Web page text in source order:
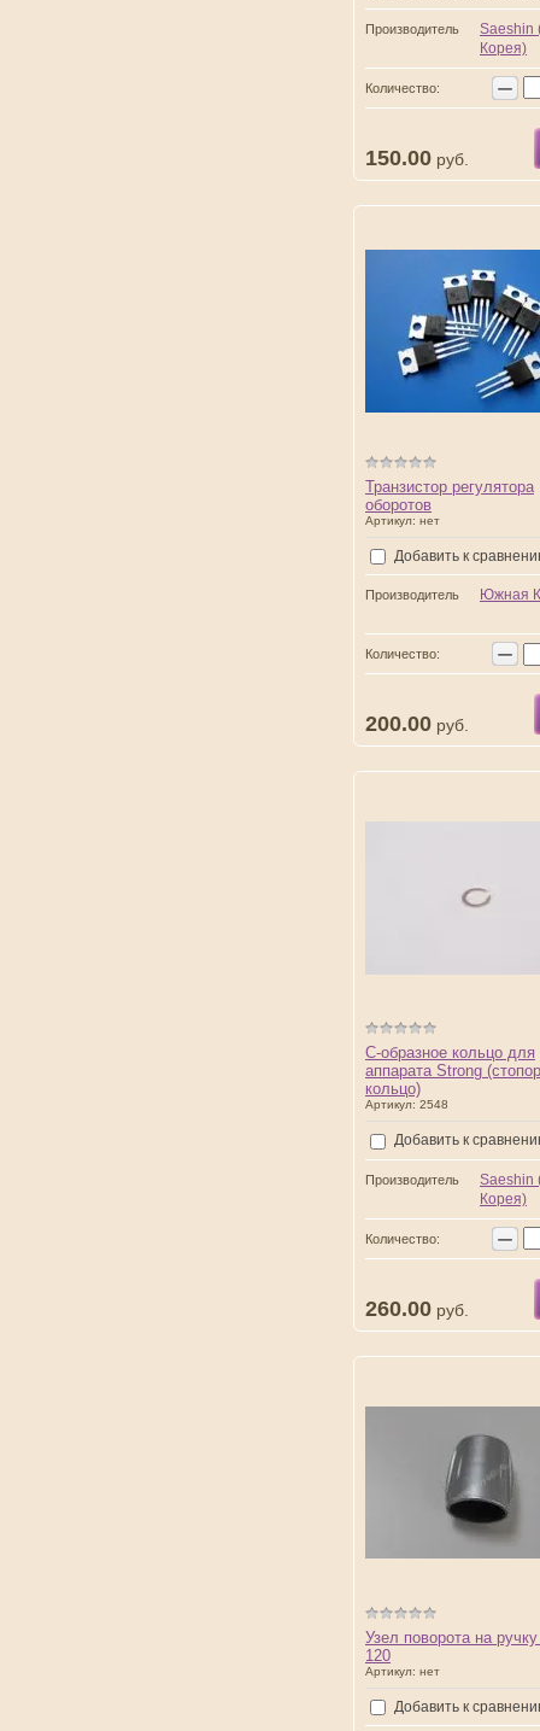
Производитель
Корея)
Количество: −
150.00 руб.
Транзистор регулятора
оборотов
Артикул: нет
Добавить к
Производитель Южная
Количество: −
200.00 руб.
С-образное кольцо для
аппарата Strong
кольцо)
Артикул: 2548
Добавить к
Производитель
Корея)
Количество: −
260.00 руб.
Узел поворота на
120
Артикул: нет
Добавить к